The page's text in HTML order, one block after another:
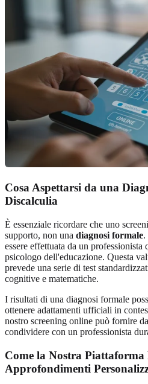
Cosa Aspettarsi da una
Discalculia
È essenziale ricordare che uno
supporto, non una diagnosi formale.
essere effettuata da un
psicologo dell'educazione. Questa
prevede una serie di test
cognitive e matematiche.
I risultati di una diagnosi formale
ottenere adattamenti ufficiali in
nostro screening online può fornire
condividere con un professionista
Come la Nostra Piattaforma
Approfondimenti